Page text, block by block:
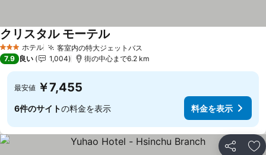
3 ホテルのランク
ホテル 客室内の特大ジェットバス
クリスタル モーテル
7.9 良い 1,004 街の中心まで6.2 km
最安値 ￥7,455
6件のサイトの料金を表示 料金を表示
シェア お